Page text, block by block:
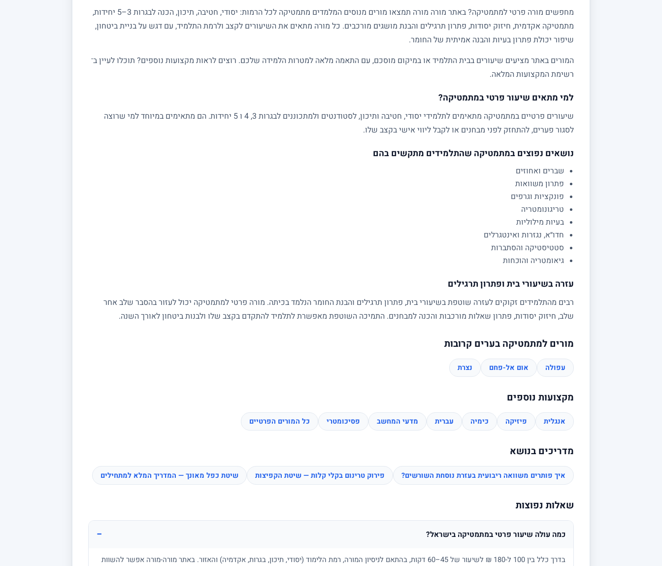
מחפשים מורה פרטי למתמטיקה? באתר מורה מורה תמצאו מורים מנוסים המלמדים מתמטיקה לכל הרמות: יסודי, חטיבה, תיכון, הכנה לבגרות 3–5 יחידות,
מתמטיקה אקדמית, חיזוק יסודות, פתרון תרגילים והבנת מושגים מורכבים. כל מורה מתאים את השיעורים לקצב ולרמת התלמיד, עם דגש על בניית ביטחון,
שיפור יכולת פתרון בעיות והבנה אמיתית של החומר.
המורים באתר מציעים שיעורים בבית התלמיד או במיקום מוסכם, עם התאמה מלאה למטרות הלמידה שלכם. רוצים לראות מקצועות נוספים? תוכלו לעיין ב־
רשימת המקצועות המלאה.
למי מתאים שיעור פרטי במתמטיקה?
שיעורים פרטיים במתמטיקה מתאימים לתלמידי יסודי, חטיבה ותיכון, לסטודנטים ולמתכוננים לבגרות 3, 4 ו 5 יחידות. הם מתאימים במיוחד למי שרוצה
לסגור פערים, להתחזק לפני מבחנים או לקבל ליווי אישי בקצב שלו.
נושאים נפוצים במתמטיקה שהתלמידים מתקשים בהם
שברים ואחוזים
פתרון משוואות
פונקציות וגרפים
טריגונומטריה
בעיות מילוליות
חדו״א, נגזרות ואינטגרלים
סטטיסטיקה והסתברות
גיאומטריה והוכחות
עזרה בשיעורי בית ופתרון תרגילים
רבים מהתלמידים זקוקים לעזרה שוטפת בשיעורי בית, פתרון תרגילים והבנת החומר הנלמד בכיתה. מורה פרטי למתמטיקה יכול לעזור בהסבר שלב אחר
שלב, חיזוק יסודות, פתרון שאלות מורכבות והכנה למבחנים. התמיכה השוטפת מאפשרת לתלמיד להתקדם בקצב שלו ולבנות ביטחון לאורך השנה.
מורים למתמטיקה בערים קרובות
עפולה אום אל-פחם נצרת
מקצועות נוספים
אנגלית פיזיקה כימיה עברית מדעי המחשב פסיכומטרי כל המורים הפרטיים
מדריכים בנושא
איך פותרים משוואה ריבועית בעזרת נוסחת השורשים? פירוק טרינום בקלי קלות — שיטת הקפיצות שיטת כפל מאונך — המדריך המלא למתחילים
שאלות נפוצות
כמה עולה שיעור פרטי במתמטיקה בישראל? −
בדרך כלל בין 100 ל-180 ₪ לשיעור של 45–60 דקות, בהתאם לניסיון המורה, רמת הלימוד (יסודי, תיכון, בגרות, אקדמיה) והאזור. באתר מורה-מורה אפשר להשוות